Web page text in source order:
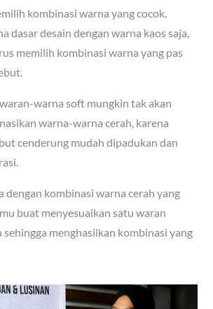
kombinasi warna yang cocok.
dasar desain dengan warna kaos saja,
memilih kombinasi warna yang pas
warna soft mungkin tak akan
warna-warna cerah, karena
cenderung mudah dipadukan dan
dengan kombinasi warna cerah yang
buat menyesuaikan satu waran
sehingga menghasilkan kombinasi yang